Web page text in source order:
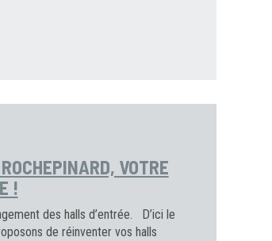
VOTRE
!
des halls d’entrée. D’ici le
de réinventer vos halls